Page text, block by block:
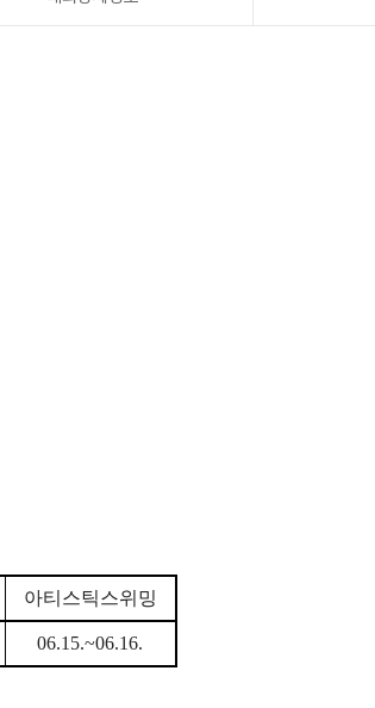
아티스틱스위밍
06.15.~06.16.